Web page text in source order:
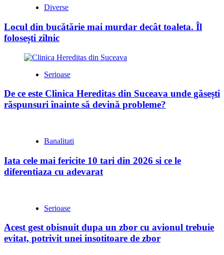
Diverse
Locul din bucătărie mai murdar decât toaleta. Îl
folosești zilnic
Serioase
De ce este Clinica Hereditas din Suceava unde găsești
răspunsuri înainte să devină probleme?
Banalitati
Iata cele mai fericite 10 tari din 2026 si ce le
diferentiaza cu adevarat
Serioase
Acest gest obisnuit dupa un zbor cu avionul trebuie
evitat, potrivit unei insotitoare de zbor